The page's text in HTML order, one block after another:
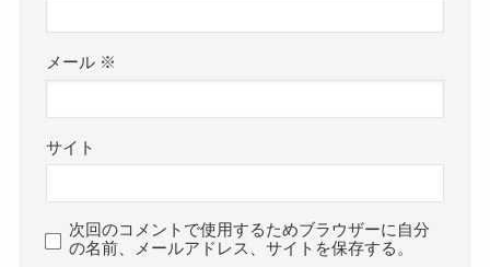
メール ※
サイト
次回のコメントで使用するためブラウザーに自分
の名前、メールアドレス、サイトを保存する。